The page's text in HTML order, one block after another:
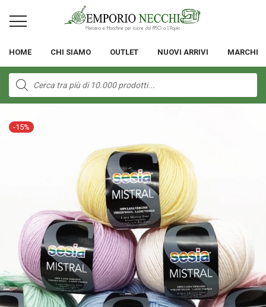
HOME CHI SIAMO OUTLET NUOVI ARRIVI MARCHI
Products
search
-15%